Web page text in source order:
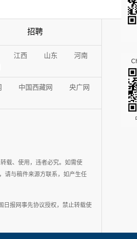
招聘
江西 山东
河南
中国西藏网
央广网
载、使用，违者必究。如需使
请与稿件来源方联系，如产生任
日报网事先协议授权，禁止转载使